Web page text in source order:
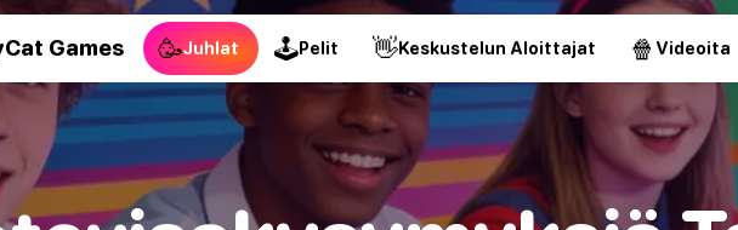
Games 🥳Juhlat 🕹Pelit 👋Keskustelun Aloittajat 🍿 Videoita